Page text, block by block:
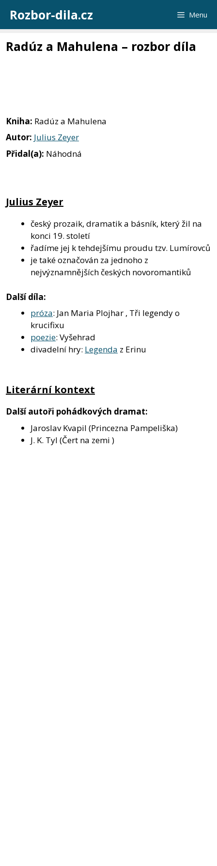
obsah
Rozbor-dila.cz Menu
Radúz a Mahulena – rozbor díla
Kniha: Radúz a Mahulena
Autor: Julius Zeyer
Přidal(a): Náhodná
Julius Zeyer
český prozaik, dramatik a básník, který žil na
konci 19. století
řadíme jej k tehdejšímu proudu tzv. Lumírovců
je také označován za jednoho z
nejvýznamnějších českých novoromantiků
Další díla:
próza: Jan Maria Plojhar , Tři legendy o
krucifixu
poezie: Vyšehrad
divadelní hry: Legenda z Erinu
Literární kontext
Další autoři pohádkových dramat:
Jaroslav Kvapil (Princezna Pampeliška)
J. K. Tyl (Čert na zemi )